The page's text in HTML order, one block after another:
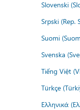
Slovenski
Srpski (Rep.
Suomi
Svenska
Tiếng Việt
Türkçe
Ελληνικά